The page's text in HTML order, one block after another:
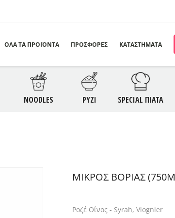
ΟΛΑ ΤΑ ΠΡΟΪΟΝΤΑ
ΟΡΕΚΤΙΚΑ ΣΑΛΑΤΕΣ
ΠΡΟΣΦΟΡΕΣ ΚΑΤΑΣΤΗΜΑΤΑ
NOODLES ΡΥΖΙ SPECIAL ΠΙΑΤΑ
ΜΙΚΡΌΣ ΒΟΡΙΆΣ
Ροζέ Οίνος - Syrah, Viognier